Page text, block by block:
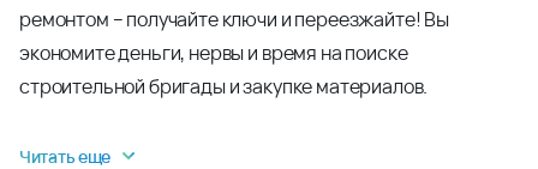
ремонтом – получайте ключи и переезжайте! Вы
экономите деньги, нервы и время на поиске
строительной бригады и закупке материалов.
Читать еще